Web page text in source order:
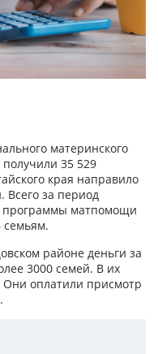
материнского
получили 35 529
края направило
Всего за период
программы матпомощи
семьям.
районе деньги за
3000 семей. В их
оплатили присмотр